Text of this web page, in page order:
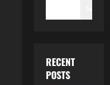
RECENT
POSTS